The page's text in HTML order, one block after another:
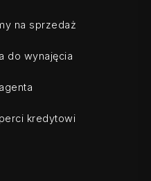
na sprzedaż
do wynajęcia
kredytowi